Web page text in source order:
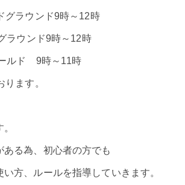
ラウンド9時～12時
ラウンド9時～12時
ルド 9時～11時
ます。
る為、初心者の方でも
方、ルールを指導していきます。